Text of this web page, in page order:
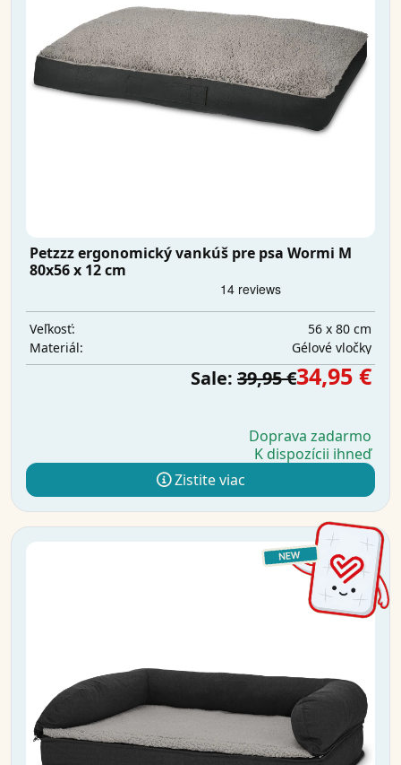
Petzzz ergonomický vankúš pre psa Wormi M
80x56 x 12 cm
Veľkosť:
56 x 80 cm
Materiál:
Gélové vločky
Sale: 39,95 €34,95 €
Doprava zadarmo
K dispozícii ihneď
Zistite viac